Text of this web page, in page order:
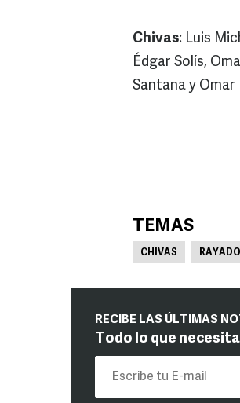
Chivas: Luis
Édgar Solís,
Santana y Omar
TEMAS
CHIVAS
RECIBE LAS ÚLTIMAS
Todo lo que